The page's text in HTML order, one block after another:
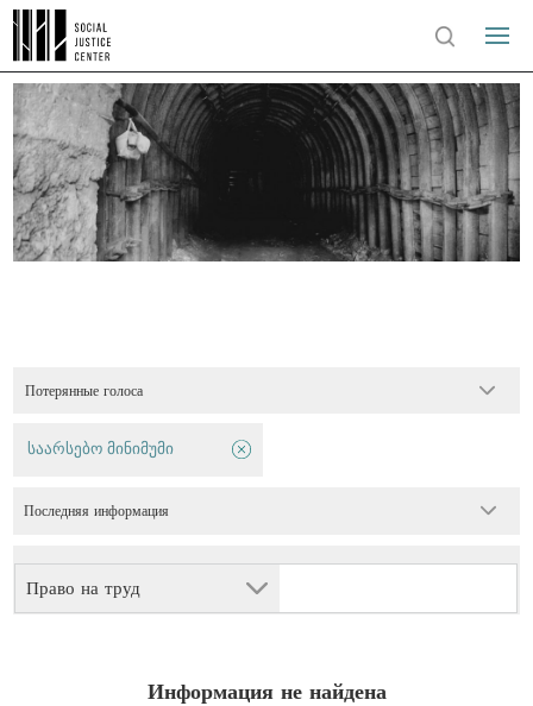
Потерянные голоса
Право на труд
საარსებო მინიმუმი
Последняя информация
Информация не найдена